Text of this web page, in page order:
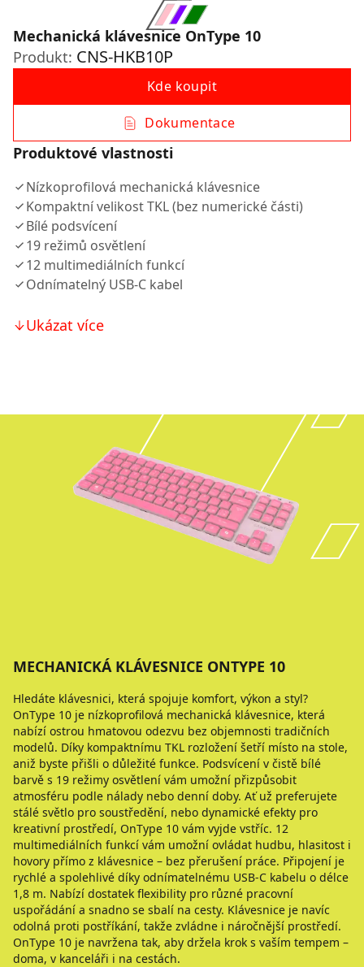
Mechanická klávesnice OnType 10
Produkt: CNS-HKB10P
Kde koupit
Dokumentace
Produktové vlastnosti
Nízkoprofilová mechanická klávesnice
Kompaktní velikost TKL (bez numerické části)
Bílé podsvícení
19 režimů osvětlení
12 multimediálních funkcí
Odnímatelný USB-C kabel
Ukázat více
MECHANICKÁ KLÁVESNICE ONTYPE 10
Hledáte klávesnici, která spojuje komfort, výkon a styl?
OnType 10 je nízkoprofilová mechanická klávesnice, která
nabízí ostrou hmatovou odezvu bez objemnosti tradičních
modelů. Díky kompaktnímu TKL rozložení šetří místo na stole,
aniž byste přišli o důležité funkce. Podsvícení v čistě bílé
barvě s 19 režimy osvětlení vám umožní přizpůsobit
atmosféru podle nálady nebo denní doby. Ať už preferujete
stálé světlo pro soustředění, nebo dynamické efekty pro
kreativní prostředí, OnType 10 vám vyjde vstříc. 12
multimediálních funkcí vám umožní ovládat hudbu, hlasitost i
hovory přímo z klávesnice – bez přerušení práce. Připojení je
rychlé a spolehlivé díky odnímatelnému USB-C kabelu o délce
1,8 m. Nabízí dostatek flexibility pro různé pracovní
uspořádání a snadno se sbalí na cesty. Klávesnice je navíc
odolná proti postříkání, takže zvládne i náročnější prostředí.
OnType 10 je navržena tak, aby držela krok s vaším tempem –
doma, v kanceláři i na cestách.